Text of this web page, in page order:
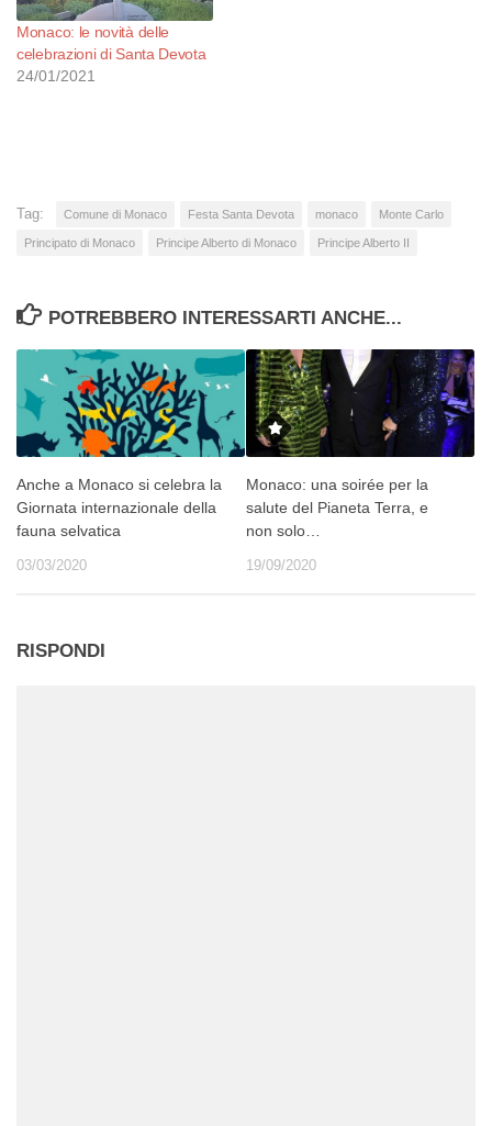
Monaco: le novità delle
celebrazioni di Santa Devota
24/01/2021
Tag: Comune di Monaco Festa Santa Devota monaco Monte Carlo
Principato di Monaco Principe Alberto di Monaco Principe Alberto II
POTREBBERO INTERESSARTI ANCHE...
Anche a Monaco si celebra la
Giornata internazionale della
fauna selvatica
03/03/2020
Monaco: una soirée per la
salute del Pianeta Terra, e
non solo…
19/09/2020
RISPONDI